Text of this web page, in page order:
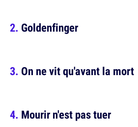
Goldenfinger
On ne vit qu'avant la mort
Mourir n'est pas tuer